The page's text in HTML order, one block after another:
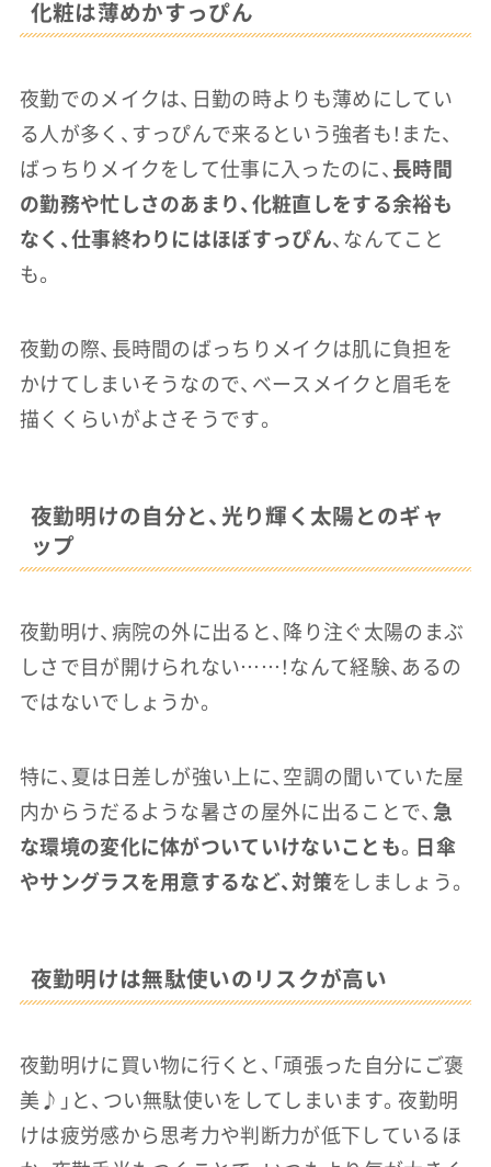
化粧は薄めかすっぴん
夜勤でのメイクは、日勤の時よりも薄めにしてい
る人が多く、すっぴんで来るという強者も！また、
ばっちりメイクをして仕事に入ったのに、 長時間
の勤務や忙しさのあまり、化粧直しをする余裕も
なく、仕事終わりにはほぼすっぴん、なんてこと
も。
夜勤の際、長時間のばっちりメイクは肌に負担を
かけてしまいそうなので、ベースメイクと眉毛を
描くくらいがよさそうです。
夜勤明けの自分と、光り輝く太陽とのギャ
ップ
夜勤明け、病院の外に出ると、降り注ぐ太陽のまぶ
しさで目が開けられない……！なんて経験、あるの
ではないでしょうか。
特に、夏は日差しが強い上に、空調の聞いていた屋
内からうだるような暑さの屋外に出ることで、 急
な環境の変化に体がついていけないことも。
日傘
やサングラスを用意するなど、対策をしましょう。
夜勤明けは無駄使いのリスクが高い
夜勤明けに買い物に行くと、「頑張った自分にご褒
美♪」と、つい無駄使いをしてしまいます。夜勤明
けは疲労感から思考力や判断力が低下しているほ